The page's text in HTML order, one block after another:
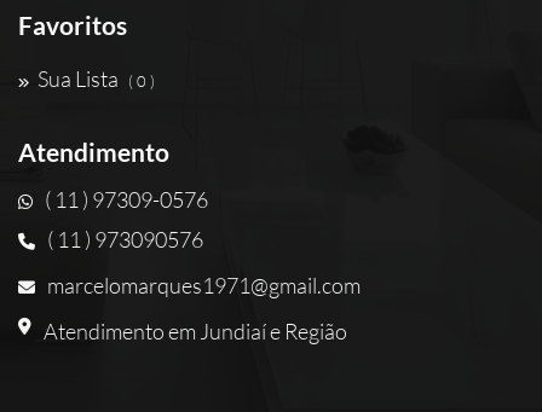
Favoritos
Sua Lista ( 0 )
Atendimento
( 11 ) 97309-0576
( 11 ) 973090576
marcelomarques1971@gmail.com
Atendimento em Jundiaí e Região